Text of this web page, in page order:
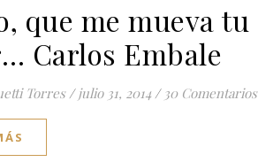
que me mueva tu
Carlos Embale
Torres / julio 31, 2014 / 30 Comentarios